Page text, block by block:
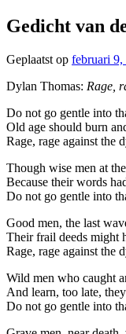
Gedicht van
Geplaatst op februari 9,
Dylan Thomas: Rage,
Do not go gentle into
Old age should burn
Rage, rage against the
Though wise men at
Because their words
Do not go gentle into
Good men, the last
Their frail deeds might
Rage, rage against the
Wild men who caught
And learn, too late,
Do not go gentle into